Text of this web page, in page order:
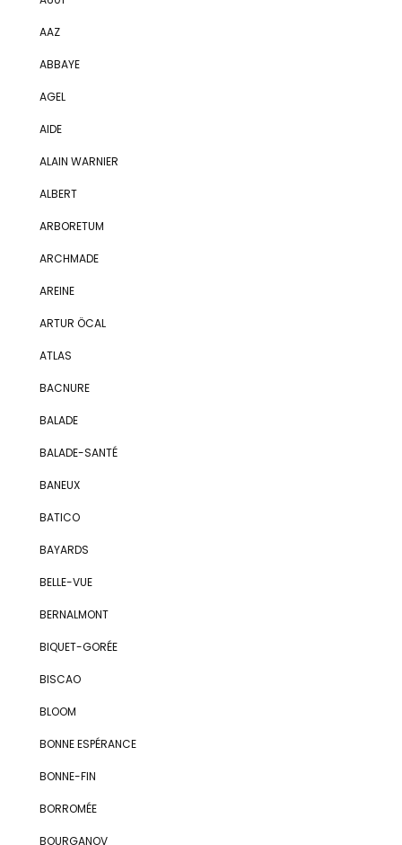
AAZ
ABBAYE
AGEL
AIDE
ALAIN WARNIER
ALBERT
ARBORETUM
ARCHMADE
AREINE
ARTUR ÖCAL
ATLAS
BACNURE
BALADE
BALADE-SANTÉ
BANEUX
BATICO
BAYARDS
BELLE-VUE
BERNALMONT
BIQUET-GORÉE
BISCAO
BLOOM
BONNE ESPÉRANCE
BONNE-FIN
BORROMÉE
BOURGANOV